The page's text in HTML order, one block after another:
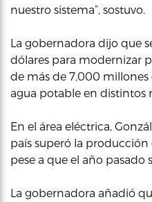
nuestro sistema”, sostuvo.
La gobernadora dijo que
dólares para modernizar
de más de 7,000
agua potable en distintos
En el área eléctrica,
país superó la
pese a que el año pasado
La gobernadora añadió